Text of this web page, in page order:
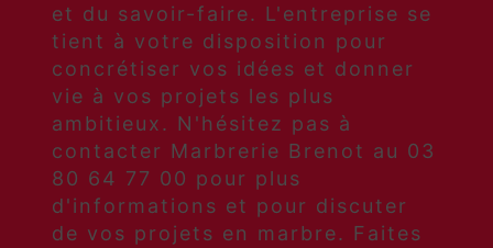
et du savoir-faire. L'entreprise se
tient à votre disposition pour
concrétiser vos idées et donner
vie à vos projets les plus
ambitieux. N'hésitez pas à
contacter Marbrerie Brenot au 03
80 64 77 00 pour plus
d'informations et pour discuter
de vos projets en marbre. Faites